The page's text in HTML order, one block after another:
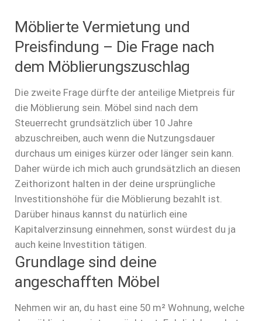
Möblierte Vermietung und
Preisfindung – Die Frage nach
dem Möblierungszuschlag
Die zweite Frage dürfte der anteilige Mietpreis für
die Möblierung sein. Möbel sind nach dem
Steuerrecht grundsätzlich über 10 Jahre
abzuschreiben, auch wenn die Nutzungsdauer
durchaus um einiges kürzer oder länger sein kann.
Daher würde ich mich auch grundsätzlich an diesen
Zeithorizont halten in der deine ursprüngliche
Investitionshöhe für die Möblierung bezahlt ist.
Darüber hinaus kannst du natürlich eine
Kapitalverzinsung einnehmen, sonst würdest du ja
auch keine Investition tätigen.
Grundlage sind deine
angeschafften Möbel
Nehmen wir an, du hast eine 50 m² Wohnung, welche